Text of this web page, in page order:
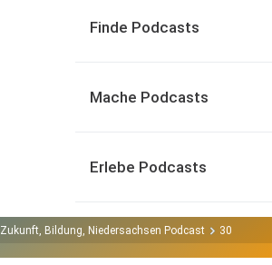
Finde Podcasts
Mache Podcasts
Erlebe Podcasts
Zukunft, Bildung, Niedersachsen Podcast 30 Jahre